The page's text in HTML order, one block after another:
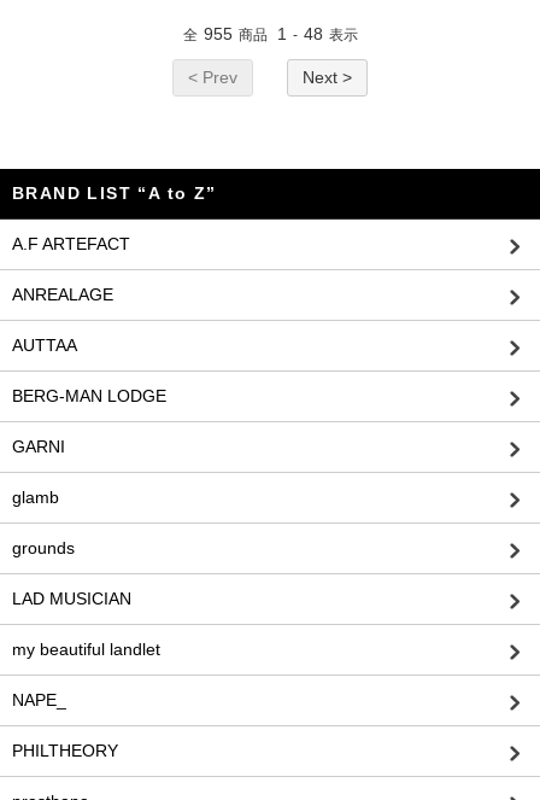
全 955 商品 1 - 48 表示
< Prev Next >
BRAND LIST “A to Z”
A.F ARTEFACT
ANREALAGE
AUTTAA
BERG-MAN LODGE
GARNI
glamb
grounds
LAD MUSICIAN
my beautiful landlet
NAPE_
PHILTHEORY